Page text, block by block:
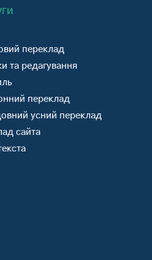
переклад
та редагування
переклад
усний переклад
сайта